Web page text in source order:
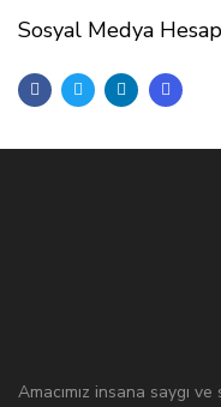
Sosyal Medya
Amacımız insana saygı